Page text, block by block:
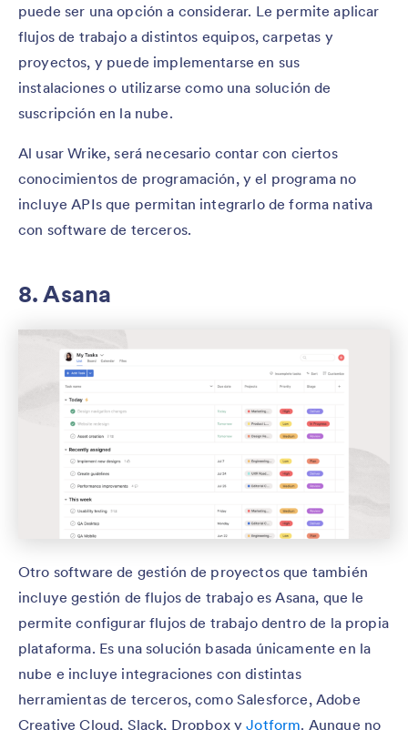
puede ser una opción a considerar. Le permite aplicar
flujos de trabajo a distintos equipos, carpetas y
proyectos, y puede implementarse en sus
instalaciones o utilizarse como una solución de
suscripción en la nube.
Al usar Wrike, será necesario contar con ciertos
conocimientos de programación, y el programa no
incluye APIs que permitan integrarlo de forma nativa
con software de terceros.
8. Asana
Otro software de gestión de proyectos que también
incluye gestión de flujos de trabajo es Asana, que le
permite configurar flujos de trabajo dentro de la propia
plataforma. Es una solución basada únicamente en la
nube e incluye integraciones con distintas
herramientas de terceros, como Salesforce, Adobe
Creative Cloud, Slack, Dropbox yJotform. Aunque no